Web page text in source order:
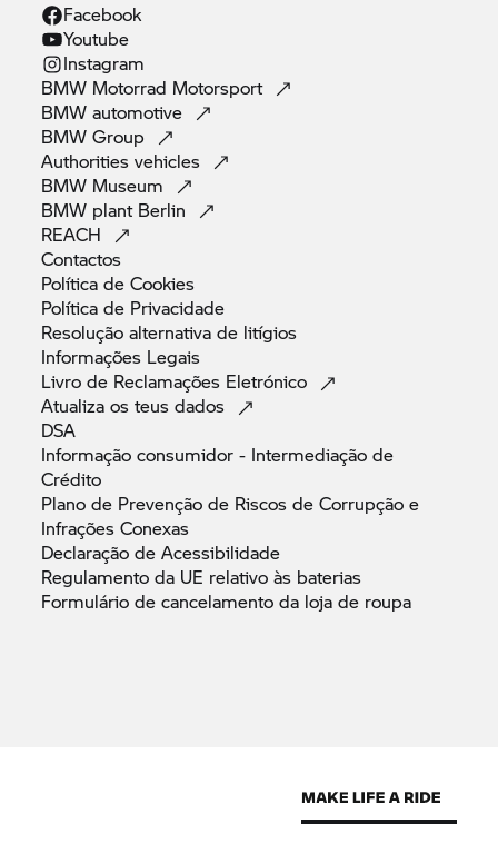
Facebook
Youtube
Instagram
BMW Motorrad Motorsport
BMWautomotive
BMWGroup
Authoritiesvehicles
BMW Museum
BMW plant Berlin
REACH
Contactos
Política deCookies
Política de Privacidade
Resolução alternativa de litígios
Informações Legais
Livro de Reclamações Eletrónico
Atualiza os teusdados
DSA
Informação consumidor - Intermediação de
Crédito
Plano de Prevenção de Riscos de Corrupção e
InfraçõesConexas
Declaração deAcessibilidade
Regulamento da UE relativo às baterias
Formulário de cancelamento da loja de roupa